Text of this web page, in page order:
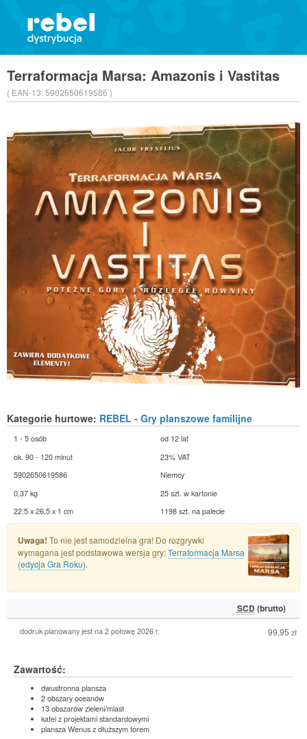
Terraformacja Marsa: Amazonis i Vastitas
( EAN-13:5902650619586 )
Kategorie hurtowe: REBEL - Gry planszowe familijne
1 - 5 osób
od 12 lat
ok. 90 - 120 minut
23% VAT
5902650619586
Niemcy
0,37 kg
25 szt. w kartonie
22.5 x 26.5 x 1 cm
1198 szt. na palecie
Uwaga! To nie jest samodzielna gra! Do rozgrywki
wymagana jest podstawowa wersja gry:Terraformacja Marsa
(edycja Gra Roku).
SCD (brutto)
dodruk planowany jest na 2 połowę 2026 r. 99,95 zł
Zawartość:
dwustronna plansza
2 obszary oceanów
13 obszarów zieleni/miast
kafel z projektami standardowymi
plansza Wenus z dłuższym torem